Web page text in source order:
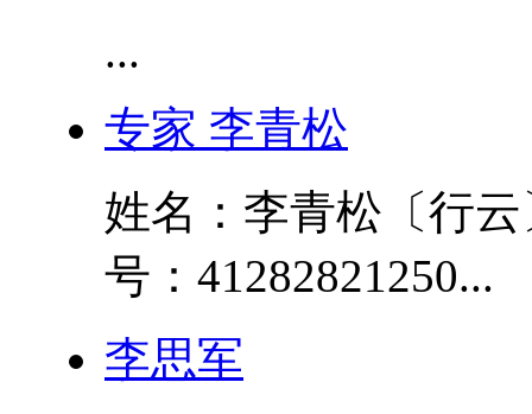
...
专家 李青松
姓名：李青松〔行
号：41282821250...
李思军